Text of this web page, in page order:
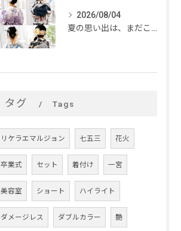
2026/08/04
夏の思い出は、まだこれから。
タグ Tags
リケラエマルジョン 七五三 花火
卒業式 セット 着付け 一宮
美容室 ショート ハイライト
ダメージレス ダブルカラー 艶